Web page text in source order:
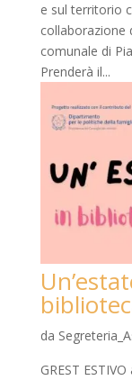
e sul territorio
collaborazione
comunale di
Prenderà il...
da
GREST